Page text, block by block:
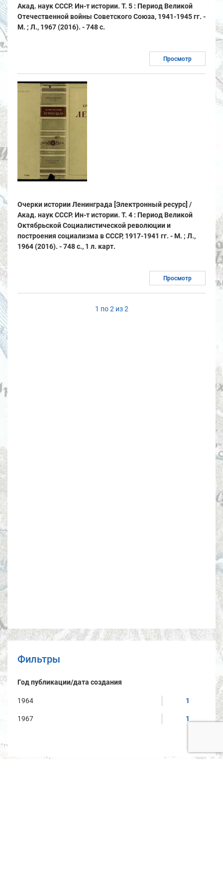
Акад. наук СССР. Ин-т истории. Т. 5 : Период Великой
Отечественной войны Советского Союза, 1941-1945 гг. -
М. ; Л., 1967 (2016). - 748 с.
Просмотр
Очерки истории Ленинграда [Электронный ресурс] /
Акад. наук СССР. Ин-т истории. Т. 4 : Период Великой
Октябрьской Социалистической революции и
построения социализма в СССР, 1917-1941 гг. - М. ; Л.,
1964 (2016). - 748 с., 1 л. карт.
Просмотр
1 по 2 из 2
Фильтры
Год публикации/дата создания
1964 1
1967 1